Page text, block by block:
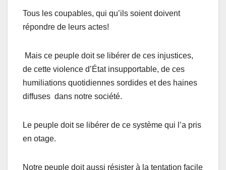
Tous les coupables, qui qu’ils soient doivent
répondre de leurs actes!
Mais ce peuple doit se libérer de ces injustices,
de cette violence d’État insupportable, de ces
humiliations quotidiennes sordides et des haines
diffuses dans notre société.
Le peuple doit se libérer de ce système qui l’a pris
en otage.
Notre peuple doit aussi résister à la tentation facile